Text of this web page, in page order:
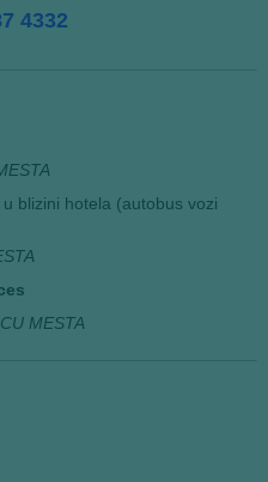
4332
blizini hotela (autobus vozi
MESTA